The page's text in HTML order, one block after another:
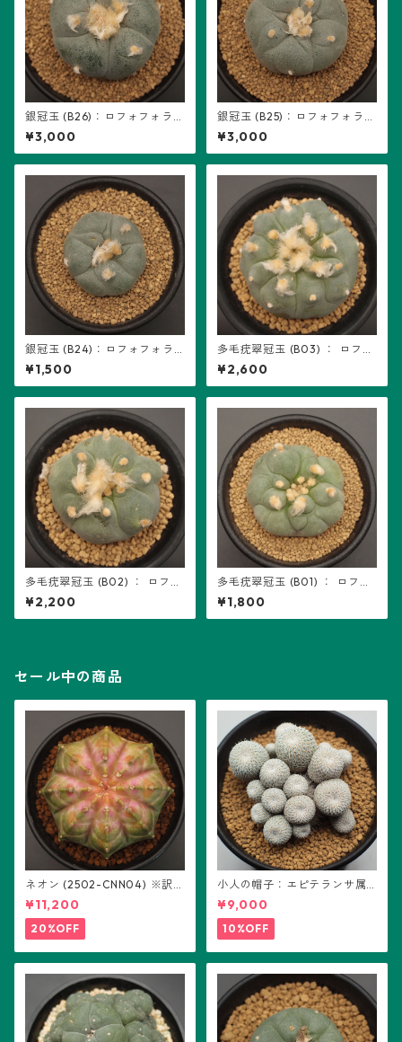
銀冠玉 (B26)：ロフォフォラ属
※実生
¥3,000
銀冠玉 (B25)：ロフォフォラ属
※実生
¥3,000
銀冠玉 (B24)：ロフォフォラ
属 ※実生
¥1,500
多毛疣翠冠玉 (B03) ： ロフォ
フォラ属 ※カキ仔
¥2,600
多毛疣翠冠玉 (B02) ： ロフォ
フォラ属 ※カキ仔
¥2,200
多毛疣翠冠玉 (B01) ： ロフォ
フォラ属 ※カキ仔
¥1,800
セール中の商品
ネオン (2502-CNN04) ※訳あ
り：ギムノカリキウム属 ※実
生
¥11,200
20%OFF
小人の帽子：エピテランサ属
(B01)
¥9,000
10%OFF